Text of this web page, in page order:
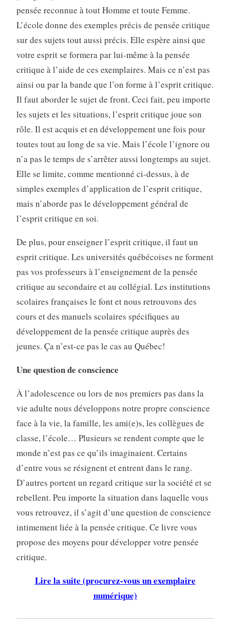
pensée reconnue à tout Homme et toute Femme.
L’école donne des exemples précis de pensée critique
sur des sujets tout aussi précis. Elle espère ainsi que
votre esprit se formera par lui-même à la pensée
critique à l’aide de ces exemplaires. Mais ce n’est pas
ainsi ou par la bande que l’on forme à l’esprit critique.
Il faut aborder le sujet de front. Ceci fait, peu importe
les sujets et les situations, l’esprit critique joue son
rôle. Il est acquis et en développement une fois pour
toutes tout au long de sa vie. Mais l’école l’ignore ou
n’a pas le temps de s’arrêter aussi longtemps au sujet.
Elle se limite, comme mentionné ci-dessus, à de
simples exemples d’application de l’esprit critique,
mais n’aborde pas le développement général de
l’esprit critique en soi.
De plus, pour enseigner l’esprit critique, il faut un
esprit critique. Les universités québécoises ne forment
pas vos professeurs à l’enseignement de la pensée
critique au secondaire et au collégial. Les institutions
scolaires françaises le font et nous retrouvons des
cours et des manuels scolaires spécifiques au
développement de la pensée critique auprès des
jeunes. Ça n’est-ce pas le cas au Québec!
Une question de conscience
À l’adolescence ou lors de nos premiers pas dans la
vie adulte nous développons notre propre conscience
face à la vie, la famille, les ami(e)s, les collègues de
classe, l’école… Plusieurs se rendent compte que le
monde n’est pas ce qu’ils imaginaient. Certains
d’entre vous se résignent et entrent dans le rang.
D’autres portent un regard critique sur la société et se
rebellent. Peu importe la situation dans laquelle vous
vous retrouvez, il s’agit d’une question de conscience
intimement liée à la pensée critique. Ce livre vous
propose des moyens pour développer votre pensée
critique.
Lire la suite (procurez-vous un exemplaire
numérique)